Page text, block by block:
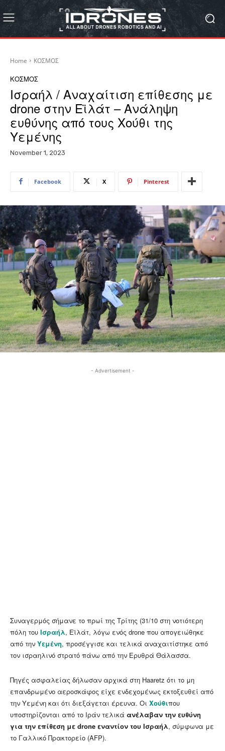
Home ΚΟΣΜΟΣ
ΚΟΣΜΟΣ
Ισραήλ / Αναχαίτιση επίθεσης με
drone στην Εϊλάτ – Ανάληψη
ευθύνης από τους Χούθι της
Υεμένης
November 1, 2023
Facebook X Pinterest
- Advertisement -
Συναγερμός σήμανε το πρωί της Τρίτης (31/10 στη νοτιότερη
πόλη του Ισραήλ, Εϊλάτ, λόγω ενός drone που απογειώθηκε
από την Υεμένη, προσέγγισε και τελικά αναχαιτίστηκε από
τον ισραηλινό στρατό πάνω από την Ερυθρά Θάλασσα.
Πηγές ασφαλείας δήλωσαν αρχικά στη Haaretz ότι το μη
επανδρωμένο αεροσκάφος είχε ενδεχομένως εκτοξευθεί από
την Υεμένη και ότι διεξάγεται έρευνα. Οι Χούθιπου
υποστηρίζονται από το Ιράν τελικά ανέλαβαν την ευθύνη
για την επίθεση με drone εναντίον του Ισραήλ, σύμφωνα με
το Γαλλικό Πρακτορείο (AFP).